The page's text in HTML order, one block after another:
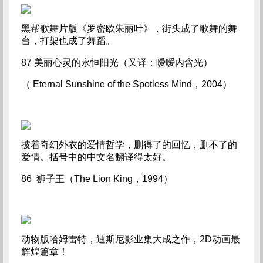
黑帮歌舞片版《罗密欧朱丽叶》，街头成了歌舞的舞
台，打架也成了舞蹈。
87 美丽心灵的永恒阳光（又译：暧暧内含光）
（ Eternal Sunshine of the Spotless Mind，2004）
披着奇幻外衣的爱情哲学，删得了的回忆，删不了的
爱情。括号中的中文名翻译得太好。
86 狮子王（The Lion King，1994）
动物版哈姆雷特，迪斯尼影业集大成之作，2D动画最
辉煌篇章！